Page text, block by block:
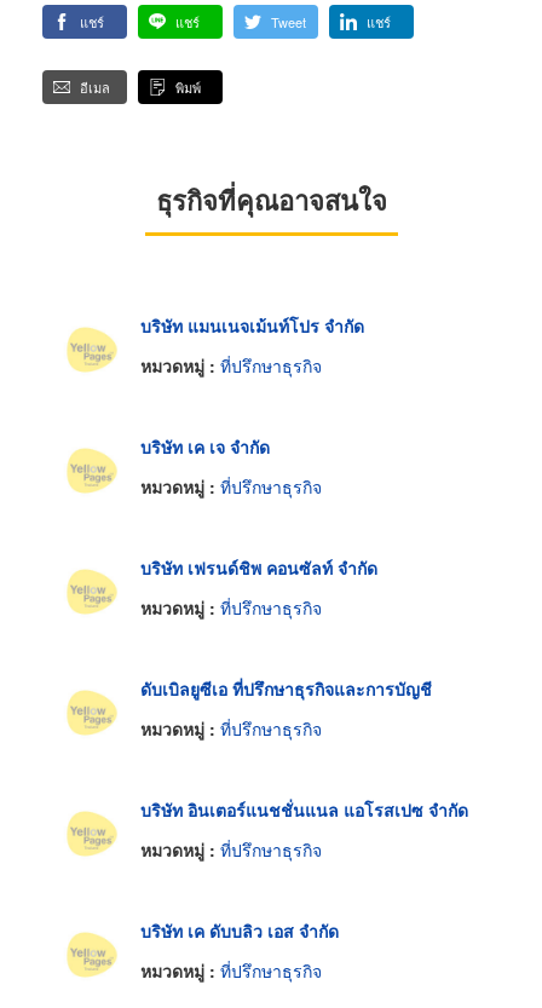
แชร์ แชร์ Tweet แชร์
อีเมล พิมพ์
ธุรกิจที่คุณอาจสนใจ
บริษัท แมนเนจเม้นท์โปร จำกัด
หมวดหมู่ : ที่ปรึกษาธุรกิจ
บริษัท เค เจ จำกัด
หมวดหมู่ : ที่ปรึกษาธุรกิจ
บริษัท เฟรนด์ชิพ คอนซัลท์ จำกัด
หมวดหมู่ : ที่ปรึกษาธุรกิจ
ดับเบิลยูซีเอ ที่ปรึกษาธุรกิจและการบัญชี
หมวดหมู่ : ที่ปรึกษาธุรกิจ
บริษัท อินเตอร์แนชชั่นแนล แอโรสเปซ จำกัด
หมวดหมู่ : ที่ปรึกษาธุรกิจ
บริษัท เค ดับบลิว เอส จำกัด
หมวดหมู่ : ที่ปรึกษาธุรกิจ